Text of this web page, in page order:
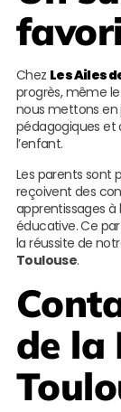
Chez Les Ailes
progrès, même
nous mettons en
pédagogiques et
l’enfant.
Les parents sont
reçoivent des
apprentissages
éducative. Ce
la réussite de
Toulouse.
de la